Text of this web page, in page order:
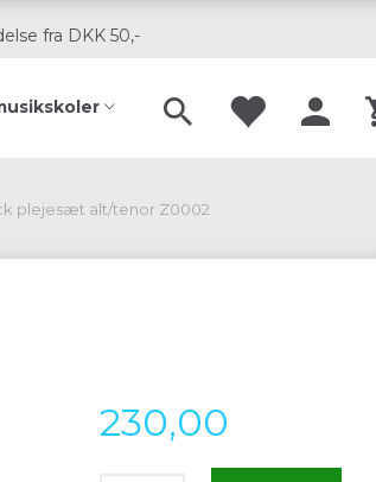
fra DKK 50,-
plejesæt alt/tenor Z0002
230,00